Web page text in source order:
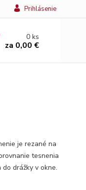
Prihlásenie
0ks
za 0,00 €
je rezané na
tesnenia
drážky v okne.